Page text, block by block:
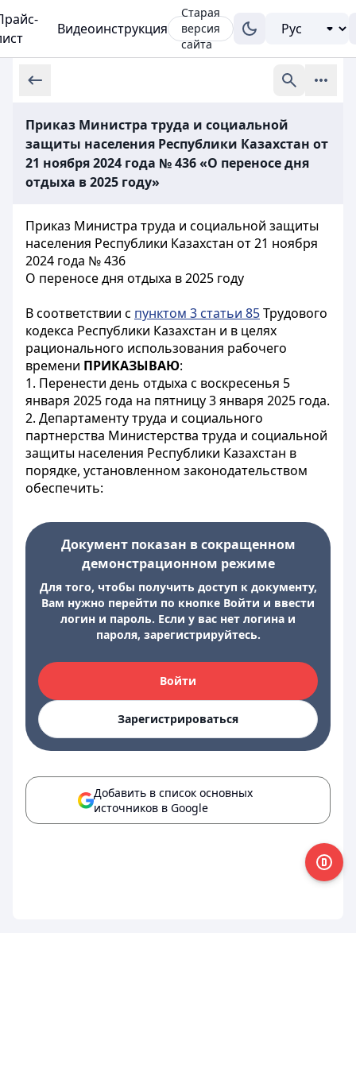
Видеоинструкция
Старая
версия
сайта
Приказ Министра труда и социальной
защиты населения Республики Казахстан от
21 ноября 2024 года № 436 «О переносе дня
отдыха в 2025 году»
Приказ Министра труда и социальной защиты
населения Республики Казахстан от 21 ноября
2024 года № 436
О переносе дня отдыха в 2025 году
В соответствии с пунктом 3 статьи 85Трудового
кодекса Республики Казахстан и в целях
рационального использования рабочего
времени ПРИКАЗЫВАЮ:
1. Перенести день отдыха с воскресенья 5
января 2025 года на пятницу 3 января 2025 года.
2. Департаменту труда и социального
партнерства Министерства труда и социальной
защиты населения Республики Казахстан в
порядке, установленном законодательством
обеспечить:
Документ показан в сокращенном
демонстрационном режиме
Для того, чтобы получить доступ к документу,
Вам нужно перейти по кнопке Войти и ввести
логин и пароль. Если у вас нет логина и
пароля, зарегистрируйтесь.
Войти
Зарегистрироваться
Добавить в список основных
источников в Google